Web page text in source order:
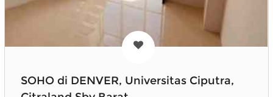
SOHO di DENVER, Universitas Ciputra,